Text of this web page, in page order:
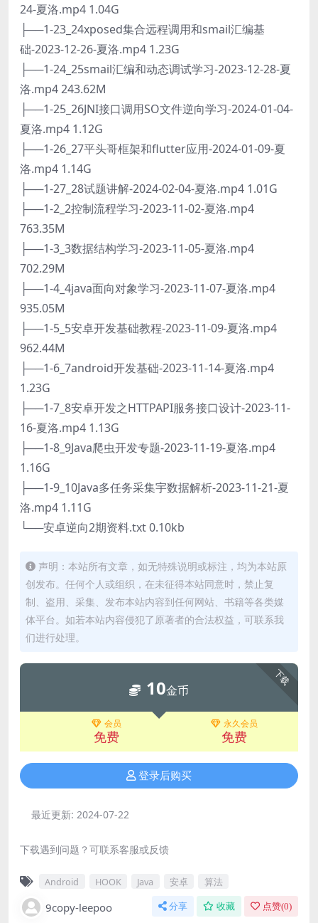
24-夏洛.mp4 1.04G
├──1-23_24xposed集合远程调用和smail汇编基
础-2023-12-26-夏洛.mp4 1.23G
├──1-24_25smail汇编和动态调试学习-2023-12-28-夏
洛.mp4 243.62M
├──1-25_26JNI接口调用SO文件逆向学习-2024-01-04-
夏洛.mp4 1.12G
├──1-26_27平头哥框架和flutter应用-2024-01-09-夏
洛.mp4 1.14G
├──1-27_28试题讲解-2024-02-04-夏洛.mp4 1.01G
├──1-2_2控制流程学习-2023-11-02-夏洛.mp4
763.35M
├──1-3_3数据结构学习-2023-11-05-夏洛.mp4
702.29M
├──1-4_4java面向对象学习-2023-11-07-夏洛.mp4
935.05M
├──1-5_5安卓开发基础教程-2023-11-09-夏洛.mp4
962.44M
├──1-6_7android开发基础-2023-11-14-夏洛.mp4
1.23G
├──1-7_8安卓开发之HTTPAPI服务接口设计-2023-11-
16-夏洛.mp4 1.13G
├──1-8_9Java爬虫开发专题-2023-11-19-夏洛.mp4
1.16G
├──1-9_10Java多任务采集宇数据解析-2023-11-21-夏
洛.mp4 1.11G
└──安卓逆向2期资料.txt 0.10kb
声明：本站所有文章，如无特殊说明或标注，均为本站原
创发布。任何个人或组织，在未征得本站同意时，禁止复
制、盗用、采集、发布本站内容到任何网站、书籍等各类媒
体平台。如若本站内容侵犯了原著者的合法权益，可联系我
们进行处理。
下载
10金币
会员
免费
永久会员
免费
登录后购买
最近更新: 2024-07-22
下载遇到问题？可联系客服或反馈
Android HOOK Java 安卓 算法
9copy-leepoo 分享 收藏 点赞(0)